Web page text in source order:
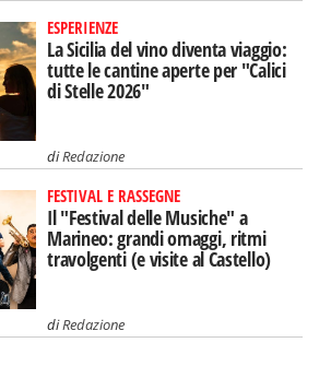
ESPERIENZE
La Sicilia del vino diventa viaggio:
tutte le cantine aperte per "Calici
di Stelle 2026"
diRedazione
FESTIVAL E RASSEGNE
Il "Festival delle Musiche" a
Marineo: grandi omaggi, ritmi
travolgenti (e visite al Castello)
diRedazione